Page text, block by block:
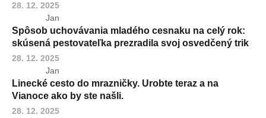
28. 12. 2025
Jan
Spôsob uchovávania mladého cesnaku na celý rok:
skúsená pestovateľka prezradila svoj osvedčený trik
28. 12. 2025
Jan
Linecké cesto do mrazničky. Urobte teraz a na
Vianoce ako by ste našli.
28. 12. 2025